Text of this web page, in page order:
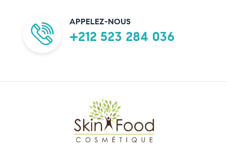
APPELEZ-NOUS
+212 523 284 036